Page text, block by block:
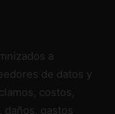
a
de datos y
costos,
daños, gastos